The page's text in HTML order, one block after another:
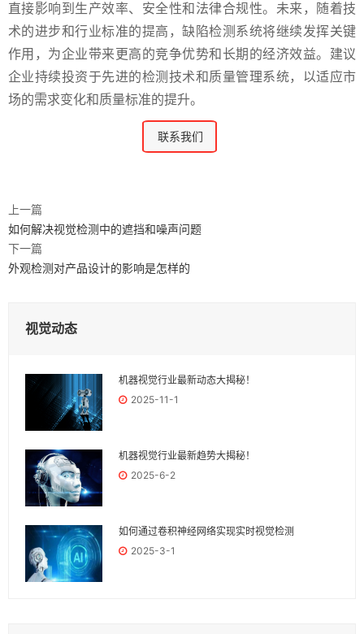
直接影响到生产效率、安全性和法律合规性。未来，随着技
术的进步和行业标准的提高，缺陷检测系统将继续发挥关键
作用，为企业带来更高的竞争优势和长期的经济效益。建议
企业持续投资于先进的检测技术和质量管理系统，以适应市
场的需求变化和质量标准的提升。
联系我们
上一篇
如何解决视觉检测中的遮挡和噪声问题
下一篇
外观检测对产品设计的影响是怎样的
视觉动态
机器视觉行业最新动态大揭秘！
2025-11-1
机器视觉行业最新趋势大揭秘！
2025-6-2
如何通过卷积神经网络实现实时视觉检测
2025-3-1